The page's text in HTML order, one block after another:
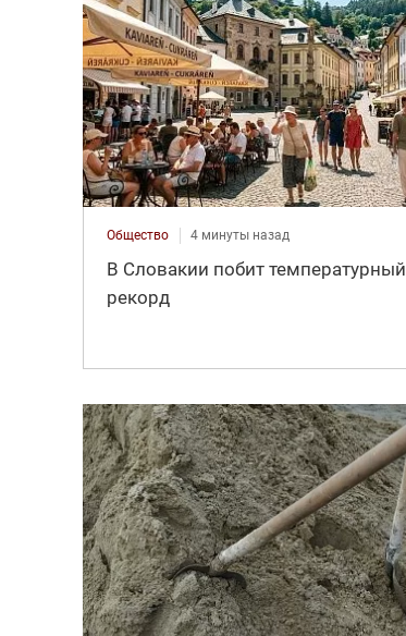
Общество 4 минуты назад
В Словакии побит температурный
рекорд